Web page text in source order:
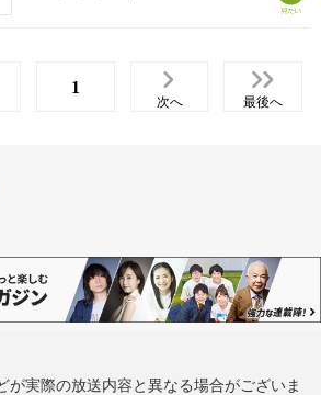
1
次へ 最後へ
が実際の放送内容と異なる場合がございま